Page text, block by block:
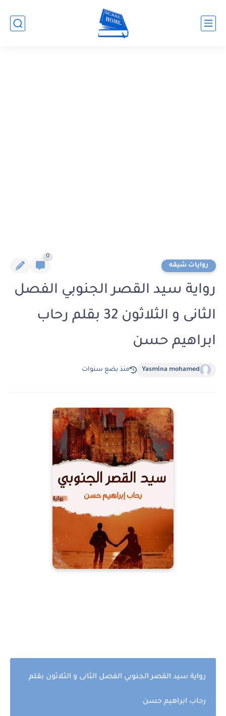
روايات شيقه
0
رواية سيد القصر الجنوبي الفصل
الثانى و الثلاثون 32 بقلم رحاب
ابراهيم حسن
Yasmina mohamed منذ بضع سنوات
رواية سيد القصر الجنوبي الفصل الثانى و الثلاثون بقلم
رحاب ابراهيم حسن